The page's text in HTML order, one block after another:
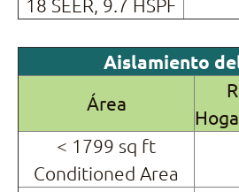
18 SEER, 9.7 HSPF
Aislamiento
Área
< 1799 sq ft
Conditioned Area